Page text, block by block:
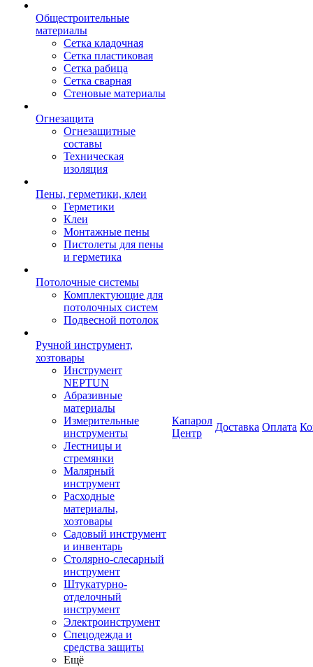
Общестроительные
материалы
Сетка кладочная
Сетка пластиковая
Сетка рабица
Сетка сварная
Стеновые материалы
Огнезащита
Огнезащитные
составы
Техническая
изоляция
Пены, герметики, клеи
Герметики
Клеи
Монтажные пены
Пистолеты для пены
и герметика
Потолочные системы
Комплектующие для
потолочных систем
Подвесной потолок
Ручной инструмент,
хозтовары
Инструмент
NEPTUN
Абразивные
материалы
Измерительные
инструменты
Лестницы и
стремянки
Малярный
инструмент
Расходные
материалы,
хозтовары
Садовый инструмент
и инвентарь
Столярно-слесарный
инструмент
Штукатурно-
отделочный
инструмент
Электроинструмент
Спецодежда и
средства защиты
Ещё
Капарол
Центр
Доставка Оплата